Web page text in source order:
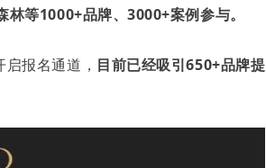
等1000+品牌、3000+案例参与。
报名通道， 目前已经吸引650+品牌提